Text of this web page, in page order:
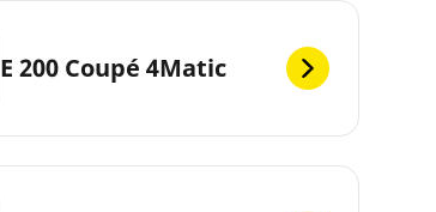
E 200 Coupé 4Matic